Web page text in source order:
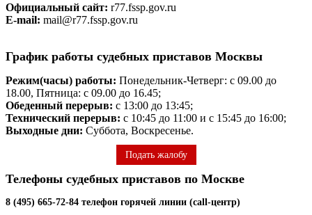
Официальный сайт: r77.fssp.gov.ru
E-mail: mail@r77.fssp.gov.ru
График работы судебных приставов Москвы
Режим(часы) работы: Понедельник-Четверг: с 09.00 до
18.00, Пятница: с 09.00 до 16.45;
Обеденный перерыв: с 13:00 до 13:45;
Технический перерыв: с 10:45 до 11:00 и с 15:45 до 16:00;
Выходные дни: Суббота, Воскресенье.
Подать жалобу
Телефоны судебных приставов по Москве
8 (495) 665-72-84 телефон горячей линии (call-центр)